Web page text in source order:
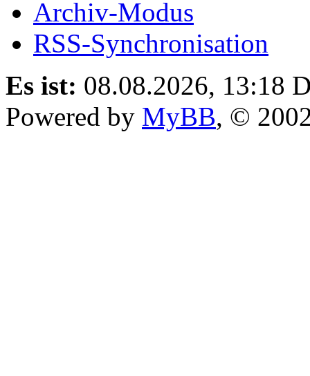
Archiv-Modus
RSS-Synchronisation
Es ist: 08.08.2026, 13:18
Powered by MyBB, ©